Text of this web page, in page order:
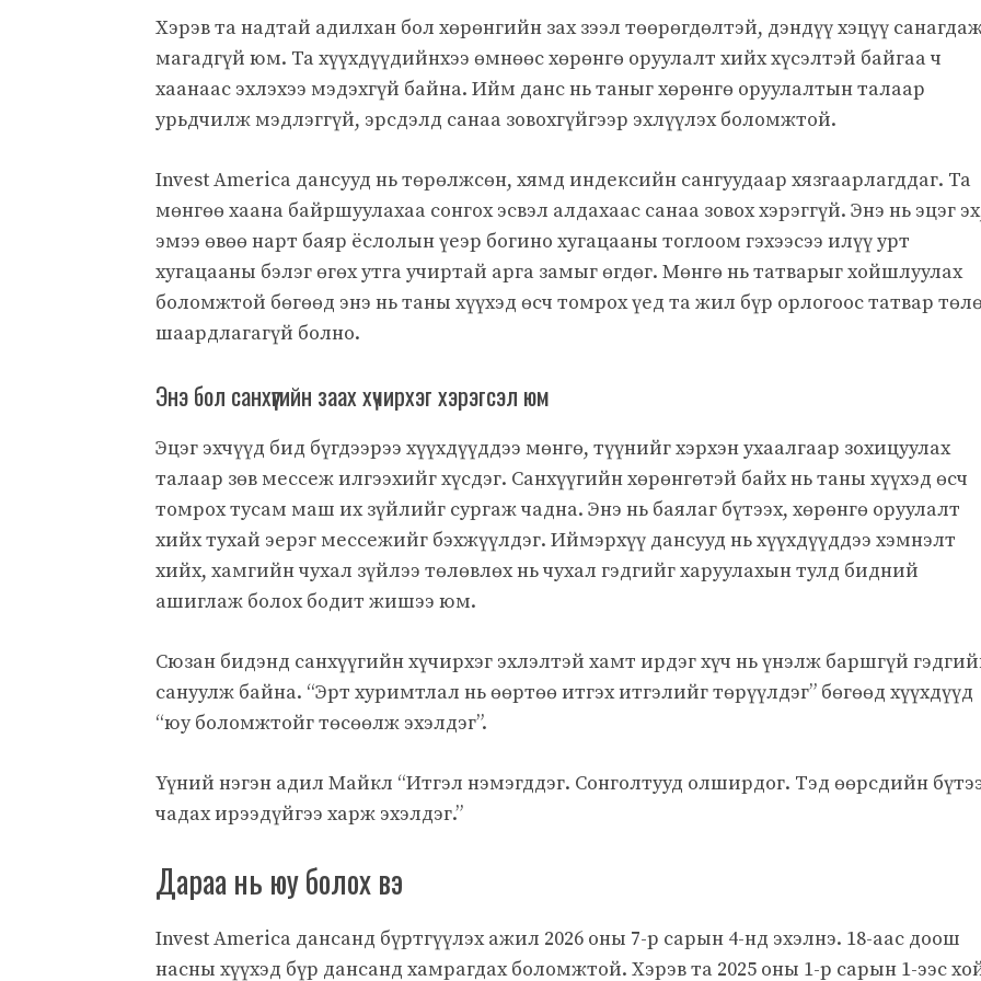
Хэрэв та надтай адилхан бол хөрөнгийн зах зээл төөрөгдөлтэй, дэндүү хэцүү
магадгүй юм. Та хүүхдүүдийнхээ өмнөөс хөрөнгө оруулалт хийх хүсэлтэй байгаа ч
хаанаас эхлэхээ мэдэхгүй байна. Ийм данс нь таныг хөрөнгө оруулалтын талаар
урьдчилж мэдлэггүй, эрсдэлд санаа зовохгүйгээр эхлүүлэх боломжтой.
Invest America дансууд нь төрөлжсөн, хямд индексийн сангуудаар хязгаарлагддаг. Та
мөнгөө хаана байршуулахаа сонгох эсвэл алдахаас санаа зовох хэрэггүй. Энэ нь эцэг
эмээ өвөө нарт баяр ёслолын үеэр богино хугацааны тоглоом гэхээсээ илүү урт
хугацааны бэлэг өгөх утга учиртай арга замыг өгдөг. Мөнгө нь татварыг хойшлуулах
боломжтой бөгөөд энэ нь таны хүүхэд өсч томрох үед та жил бүр орлогоос татвар
шаардлагагүй болно.
Энэ бол санхүүгийн заах хүчирхэг хэрэгсэл юм
Эцэг эхчүүд бид бүгдээрээ хүүхдүүддээ мөнгө, түүнийг хэрхэн ухаалгаар зохицуулах
талаар зөв мессеж илгээхийг хүсдэг. Санхүүгийн хөрөнгөтэй байх нь таны хүүхэд өсч
томрох тусам маш их зүйлийг сургаж чадна. Энэ нь баялаг бүтээх, хөрөнгө оруулалт
хийх тухай эерэг мессежийг бэхжүүлдэг. Иймэрхүү дансууд нь хүүхдүүддээ хэмнэлт
хийх, хамгийн чухал зүйлээ төлөвлөх нь чухал гэдгийг харуулахын тулд бидний
ашиглаж болох бодит жишээ юм.
Сюзан бидэнд санхүүгийн хүчирхэг эхлэлтэй хамт ирдэг хүч нь үнэлж баршгүй
сануулж байна. “Эрт хуримтлал нь өөртөө итгэх итгэлийг төрүүлдэг” бөгөөд хүүхдүүд
“юу боломжтойг төсөөлж эхэлдэг”.
Үүний нэгэн адил Майкл “Итгэл нэмэгддэг. Сонголтууд олширдог. Тэд өөрсдийн
чадах ирээдүйгээ харж эхэлдэг.”
Дараа нь юу болох вэ
Invest America дансанд бүртгүүлэх ажил 2026 оны 7-р сарын 4-нд эхэлнэ. 18-аас доош
насны хүүхэд бүр дансанд хамрагдах боломжтой. Хэрэв та 2025 оны 1-р сарын 1-ээс